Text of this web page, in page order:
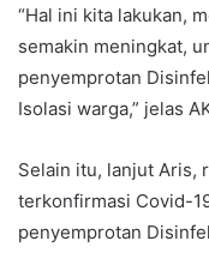
“Hal ini kita lakukan,
semakin meningkat,
penyemprotan
Isolasi warga,” jelas
Selain itu, lanjut Aris,
terkonfirmasi Covid-
penyemprotan